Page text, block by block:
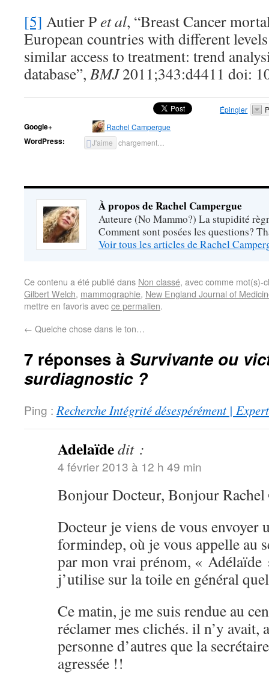
[5] Autier Pet al, “Breast Cancer
European countries with different
similar access to treatment: trend
database”, BMJ2011;343:d4411 doi:
Épingler
Google+ Rachel Campergue
WordPress: J'aime chargement…
À propos de Rachel Campergue
Auteure (No Mammo?) La stupidité
Comment sont posées les questions?
Voir tous les articles de Rachel
Ce contenu a été publié dans Non classé, avec comme mot(s)-
Gilbert Welch, mammographie, New England Journal of
mettre en favoris avecce permalien.
← Quelche chose dans le ton…
7 réponses à Survivante ou
surdiagnostic ?
Ping : Recherche Intégrité désespérément |
Adelaïdedit :
4 février 2013 à 12 h 49 min
Bonjour Docteur, Bonjour Rachel
Docteur je viens de vous envoyer
formindep, où je vous appelle au
par mon vrai prénom, « Adélaïde
j’utilise sur la toile en général
Ce matin, je me suis rendue au
réclamer mes clichés. il n’y avait,
personne d’autres que la
agressée !!